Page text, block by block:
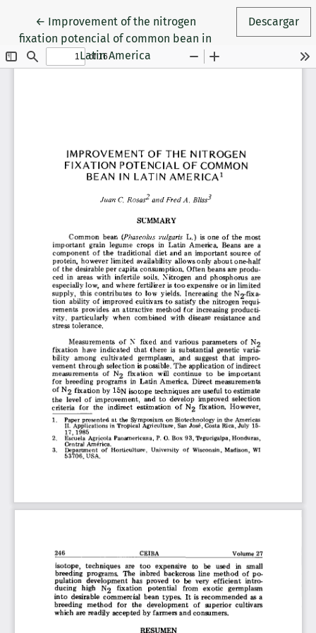
← Volver a los detalles del artículo
Improvement of the nitrogen
fixation potencial of common bean in
Latin America
Descargar